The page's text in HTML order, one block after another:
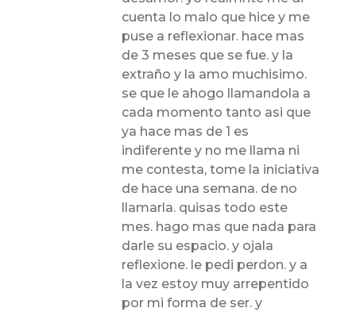
cuenta lo malo que hice y me
puse a reflexionar. hace mas
de 3 meses que se fue. y la
extraño y la amo muchisimo.
se que le ahogo llamandola a
cada momento tanto asi que
ya hace mas de 1 es
indiferente y no me llama ni
me contesta, tome la iniciativa
de hace una semana. de no
llamarla. quisas todo este
mes. hago mas que nada para
darle su espacio. y ojala
reflexione. le pedi perdon. y a
la vez estoy muy arrepentido
por mi forma de ser. y